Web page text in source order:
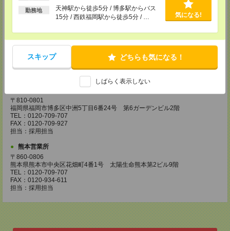
勤務地
天神駅から徒歩5分 / 博多駅からバス
15分 / 西鉄福岡駅から徒歩5分 / …
気になる!
スキップ どちらも気になる！
しばらく表示しない
FAX：0120-934-504
松山営業所
〒790-0003
愛媛県松山市三番町7丁目1番地21号 ジブラルタ生命松山ビル8階
TEL：0120-709-707
FAX：0120-709-890
〒810-0801
福岡県福岡市博多区中洲5丁目6番24号 第6ガーデンビル2階
TEL：0120-709-707
FAX：0120-709-927
担当：採用担当
熊本営業所
〒860-0806
熊本県熊本市中央区花畑町4番1号 太陽生命熊本第2ビル9階
TEL：0120-709-707
FAX：0120-934-611
担当：採用担当